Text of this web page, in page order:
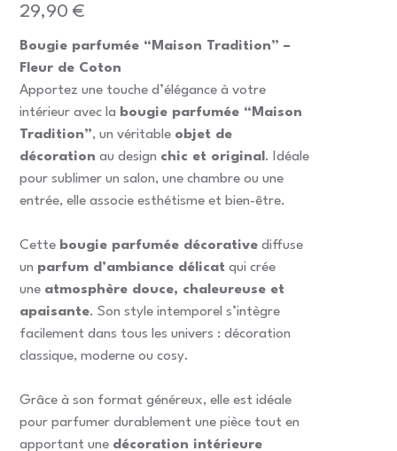
Prix
29,90 €
Bougie parfumée “Maison Tradition” –
Fleur de Coton
Apportez une touche d’élégance à votre
intérieur avec la bougie parfumée “Maison
Tradition”, un véritable objet de
décoration au design chic et original. Idéale
pour sublimer un salon, une chambre ou une
entrée, elle associe esthétisme et bien-être.
Cette bougie parfumée décorative diffuse
un parfum d’ambiance délicat qui crée
une atmosphère douce, chaleureuse et
apaisante. Son style intemporel s’intègre
facilement dans tous les univers : décoration
classique, moderne ou cosy.
Grâce à son format généreux, elle est idéale
pour parfumer durablement une pièce tout en
apportant une décoration intérieure